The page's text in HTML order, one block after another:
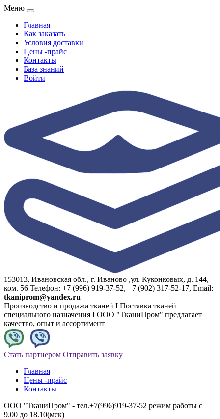
Меню
Главная
Как заказать
Условия доставки
Цены -прайс
Контакты
База знаний
Войти
153013, Ивановская обл., г. Иваново ,ул. Куконковых, д. 144,
ком. 56 Телефон: +7 (996) 919-37-52, +7 (902) 317-52-17, Email:
tkaniprom@yandex.ru
Производство и продажа тканей I Поставка тканей
специального назначения I ООО "ТканиПром" предлагает
качество, опыт и ассортимент
Стать партнером Отправить заявку
Главная
Цены -прайс
Контакты
ООО "ТканиПром" - тел.+7(996)919-37-52 режим работы с
9.00 до 18.10(мск)